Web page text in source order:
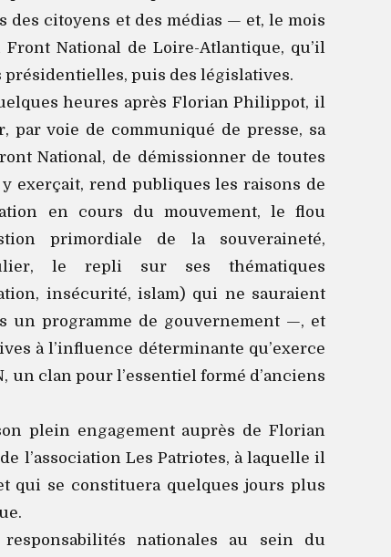
des citoyens et des médias — et, le mois
National de Loire-Atlantique, qu’il
présidentielles, puis des législatives.
heures après Florian Philippot, il
par voie de communiqué de presse, sa
National, de démissionner de toutes
exerçait, rend publiques les raisons de
en cours du mouvement, le flou
primordiale de la souveraineté,
le repli sur ses thématiques
insécurité, islam) qui ne sauraient
un programme de gouvernement —, et
à l’influence déterminante qu’exerce
un clan pour l’essentiel formé d’anciens
plein engagement auprès de Florian
l’association Les Patriotes, à laquelle il
qui se constituera quelques jours plus
nationales au sein du